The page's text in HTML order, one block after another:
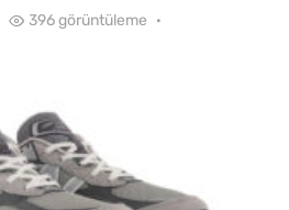
396 görüntüleme